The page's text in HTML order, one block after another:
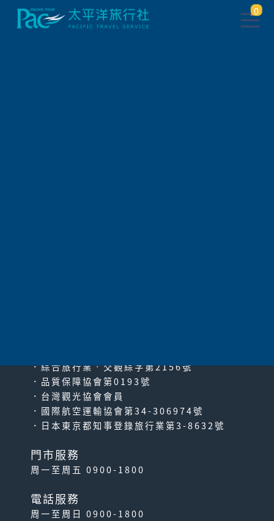
0
．綜合旅行業‧交觀綜字第2156號
．品質保障協會第0193號
．台灣觀光協會會員
．國際航空運輸協會第34-306974號
．日本東京都知事登錄旅行業第3-8632號
門市服務
周一至周五 0900-1800
電話服務
周一至周日 0900-1800